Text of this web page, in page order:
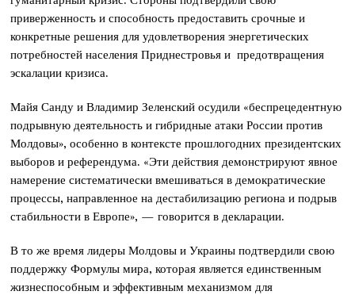
приверженность и способность предоставить срочные и
конкретные решения для удовлетворения энергетических
потребностей населения Приднестровья и предотвращения
эскалации кризиса.
Майя Санду и Владимир Зеленский осудили «беспрецедентную
подрывную деятельность и гибридные атаки России против
Молдовы», особенно в контексте прошлогодних президентских
выборов и референдума. «Эти действия демонстрируют явное
намерение систематически вмешиваться в демократические
процессы, направленное на дестабилизацию региона и подрыв
стабильности в Европе», — говорится в декларации.
В то же время лидеры Молдовы и Украины подтвердили свою
поддержку Формулы мира, которая является единственным
жизнеспособным и эффективным механизмом для